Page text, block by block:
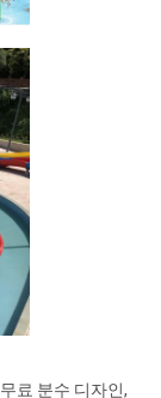
료 분수 디자인,